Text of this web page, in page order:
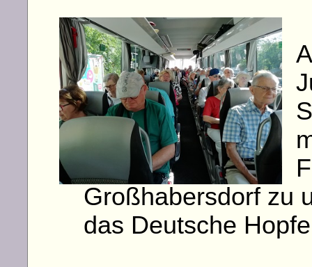
Großhabersdorf zu
das Deutsche